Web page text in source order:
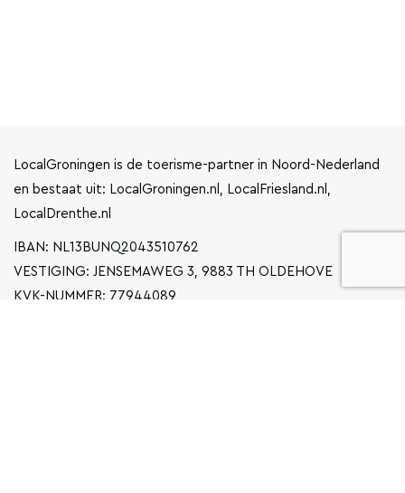
LocalGroningen is de toerisme-partner in Noord-Nederland
en bestaat uit: LocalGroningen.nl, LocalFriesland.nl,
LocalDrenthe.nl
IBAN: NL13BUNQ2043510762
VESTIGING: JENSEMAWEG 3, 9883 TH OLDEHOVE
KVK-NUMMER: 77944089